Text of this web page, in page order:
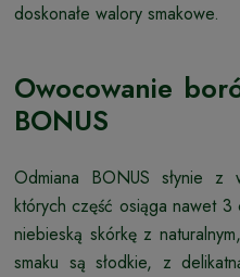
doskonałe walory smakowe.
Owocowanie
BONUS
Odmiana BONUS słynie z
których część osiąga nawet 3
niebieską skórkę z
smaku są słodkie, z